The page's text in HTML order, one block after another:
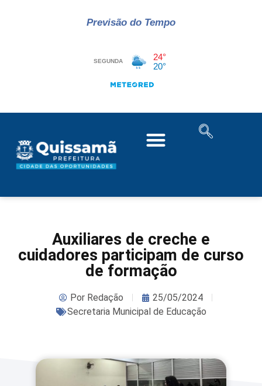
Previsão do Tempo
Auxiliares de creche e
cuidadores participam de curso
de formação
PorRedação
25/05/2024
Secretaria Municipal de Educação